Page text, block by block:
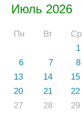
Июль 2026
Пн Вт Ср
1
6
7 8
13
14 15
20
21 22
27
28 29